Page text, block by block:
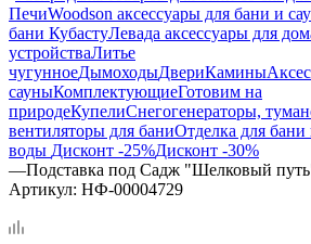
ПечиWoodson аксессуары для бани и
бани КубастуЛевада аксессуары для
устройстваЛитье
чугунноеДымоходыДвериКамины
сауныКомплектующиеГотовим на
природеКупелиСнегогенераторы,
вентиляторы для баниОтделка для бани
воды Дисконт -25%Дисконт -30%
—Подставка под Садж "Шелковый
Артикул: НФ-00004729